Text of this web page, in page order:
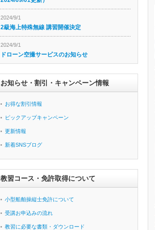
2024/9/1
2級海上特殊無線 講習開催決定
2024/9/1
ドローン空撮サービスのお知らせ
お知らせ・割引・キャンペーン情報
お得な割引情報
ピックアップキャンペーン
更新情報
新着SNSブログ
教習コース・免許取得について
小型船舶操縦士免許について
受講お申込みの流れ
教習に必要な書類・ダウンロード